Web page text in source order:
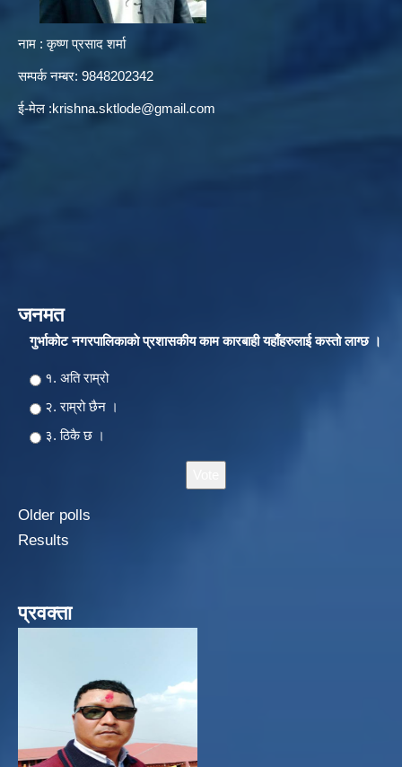
नाम : कृष्ण प्रसाद शर्मा
सम्पर्क नम्बर: 9848202342
ई-मेल :krishna.sktlode@gmail.com
जनमत
गुर्भाकोट नगरपालिकाकाे प्रशासकीय काम कारबाही यहाँहरुलाई कस्तो लाग्छ ।
Choices
१. अति राम्रो
२‍‍. राम्रो छैन ।
३. ठिकै छ ।
Older polls
Results
प्रवक्ता